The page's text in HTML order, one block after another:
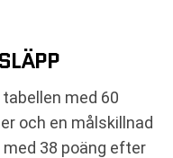
med 60
och en målskillnad
38 poäng efter